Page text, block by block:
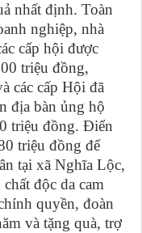
nhất định. Toàn
nghiệp, nhà
cấp hội được
triệu đồng,
các cấp Hội đã
địa bàn ủng hộ
triệu đồng. Điển
triệu đồng để
tại xã Nghĩa Lộc,
độc da cam
quyền, đoàn
và tặng quà, trợ